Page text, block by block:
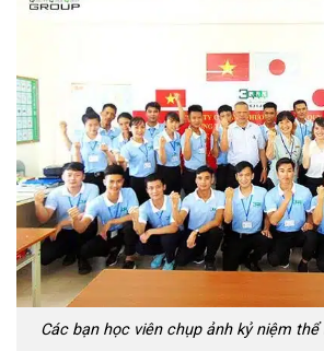
Các bạn học viên chụp ảnh kỷ niệm